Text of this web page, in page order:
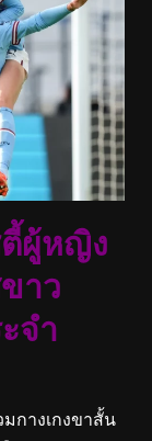
ผู้หญิง
าว
จํา
กางเกงขาสั้น